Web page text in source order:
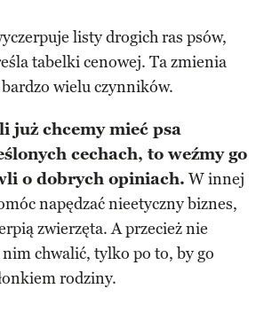
listy drogich ras psów,
tabelki cenowej. Ta zmienia
wielu czynników.
już chcemy mieć psa
cechach, to weźmy go
o dobrych opiniach. W innej
napędzać nieetyczny biznes,
zwierzęta. A przecież nie
chwalić, tylko po to, by go
rodziny.